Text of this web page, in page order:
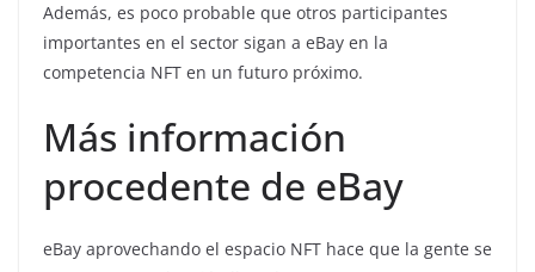
Además, es poco probable que otros participantes
importantes en el sector sigan a eBay en la
competencia NFT en un futuro próximo.
Más información
procedente de eBay
eBay aprovechando el espacio NFT hace que la gente se